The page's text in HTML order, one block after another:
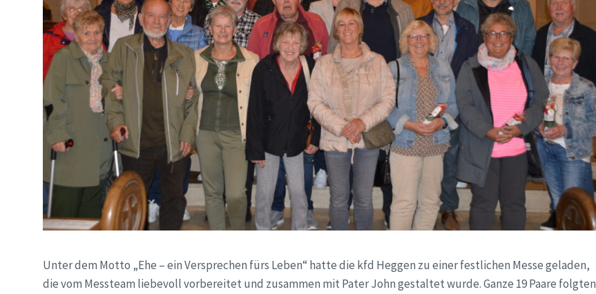
Unter dem Motto „Ehe – ein Versprechen fürs Leben“ hatte die kfd Heggen zu einer festlichen Messe geladen,
die vom Messteam liebevoll vorbereitet und zusammen mit Pater John gestaltet wurde. Ganze 19 Paare folgten